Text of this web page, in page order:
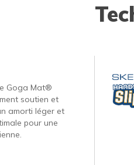
Goga Mat®
soutien et
amorti léger et
pour une